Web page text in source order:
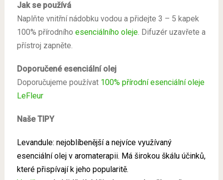
Jak se používá
Naplňte vnitřní nádobku vodou a přidejte 3 – 5 kapek
100% přírodního esenciálního oleje. Difuzér uzavřete a
přístroj zapněte.
Doporučené esenciální olej
Doporučujeme používat 100% přírodní esenciální oleje
LeFleur
Naše TIPY
Levandule: nejoblíbenější a nejvíce využívaný
esenciální olej v aromaterapii. Má širokou škálu účinků,
které přispívají k jeho popularitě.